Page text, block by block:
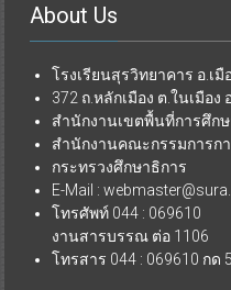
About Us
โรงเรียนสุรวิทยาคาร อ.เมื
372 ถ.หลักเมือง ต.ในเมือง
สำนักงานเขตพื้นที่การศึก
สำนักงานคณะกรรมการก
กระทรวงศึกษาธิการ
E-Mail :
โทรศัพท์ 044 : 069610
งานสารบรรณ ต่อ 1106
โทรสาร 044 : 069610 กด 5